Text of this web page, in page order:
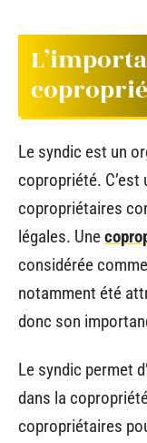
Le syndic est un
copropriété. C’est
copropriétaires
légales. Une
considérée
notamment été
donc son
Le syndic permet
dans la
copropriétaires